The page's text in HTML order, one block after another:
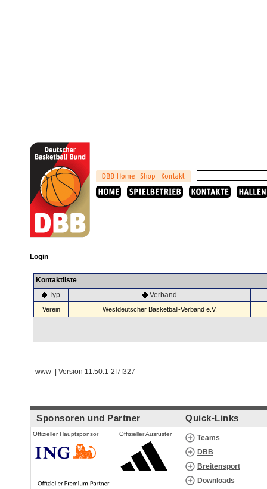
Login
Kontaktliste
Typ
Verband
Verein Westdeutscher Basketball-Verband e.V.
www | Version 11.50.1-2f7f327
Sponsoren und Partner
Offizieller Hauptsponsor Offizieller Ausrüster
Quick-Links
Teams
DBB
Breitensport
Downloads